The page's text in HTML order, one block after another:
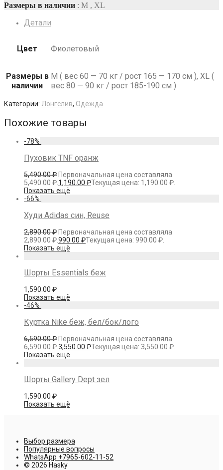
Размеры в наличии : M , XL
Детали
Цвет Фиолетовый
Размеры в
наличии
M ( вес 60 — 70 кг / рост 165 — 170 см ), XL (
вес 80 — 90 кг / рост 185-190 см )
Категории: Лонгслив, Одежда
Похожие товары
-78%
Пуховик TNF оранж
5,490.00₽ Первоначальная цена составляла
5,490.00 ₽. 1,190.00 ₽Текущая цена: 1,190.00 ₽.
Показать ещё
-66%
Худи Adidas син, Reuse
2,890.00₽ Первоначальная цена составляла
2,890.00 ₽.990.00 ₽Текущая цена: 990.00 ₽.
Показать ещё
Шорты Essentials беж
1,590.00 ₽
Показать ещё
-46%
Куртка Nike беж, бел/бок/лого
6,590.00₽ Первоначальная цена составляла
6,590.00 ₽.3,550.00 ₽Текущая цена: 3,550.00 ₽.
Показать ещё
Шорты Gallery Dept зел
1,590.00 ₽
Показать ещё
Выбор размера
Популярные вопросы
WhatsApp +7965-602-11-52
© 2026 Hasky